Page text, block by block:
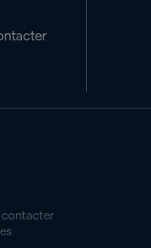
contacter